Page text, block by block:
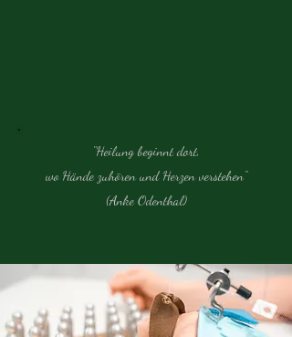
"Heilung beginnt dort,
wo Hände zuhören und Herzen verstehen"
(Anke Odenthal)